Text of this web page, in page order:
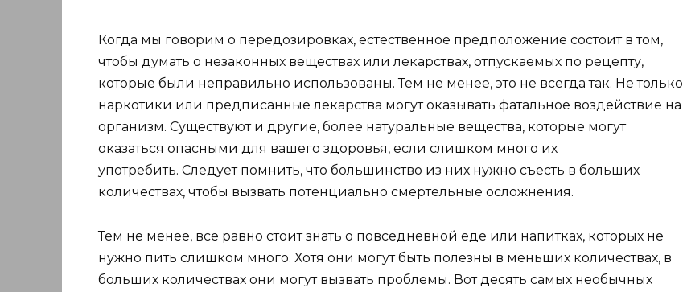
Когда мы говорим о передозировках, естественное предположение состоит в том,
чтобы думать о незаконных веществах или лекарствах, отпускаемых по рецепту,
которые были неправильно использованы. Тем не менее, это не всегда так. Не только
наркотики или предписанные лекарства могут оказывать фатальное воздействие на
организм. Существуют и другие, более натуральные вещества, которые могут
оказаться опасными для вашего здоровья, если слишком много их
употребить. Следует помнить, что большинство из них нужно съесть в больших
количествах, чтобы вызвать потенциально смертельные осложнения.
Тем не менее, все равно стоит знать о повседневной еде или напитках, которых не
нужно пить слишком много. Хотя они могут быть полезны в меньших количествах, в
больших количествах они могут вызвать проблемы. Вот десять самых необычных